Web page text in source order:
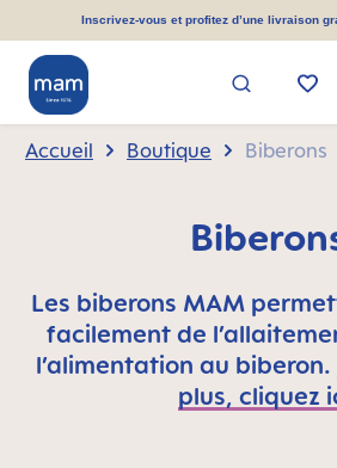
principal
Inscrivez-vous et profitez d’une livraison
Accueil Boutique Biberons
Les biberons MAM
facilement de
l’alimentation au biberon.
plus, cliquez